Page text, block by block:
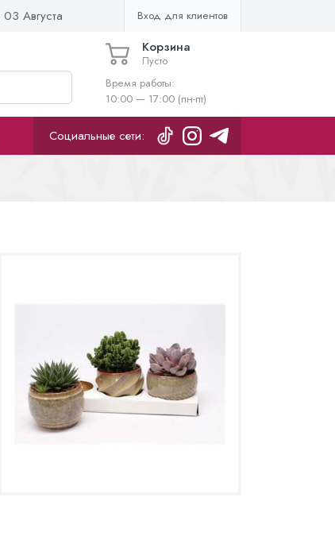
03 Августа Вход для клиентов
Корзина
Пусто
Время работы:
10:00 — 17:00 (пн-пт)
Социальные сети: